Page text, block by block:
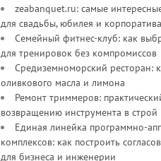
zeabanquet.ru: самые
для свадьбы, юбилея и корпоратива
Семейный фитнес-клуб: как
для тренировок без компромиссов
Средиземноморский ресторан:
оливкового масла и лимона
Ремонт триммеров:
возвращению инструмента в строй
Единая линейка программно-
комплексов: как построить
для бизнеса и инженерии